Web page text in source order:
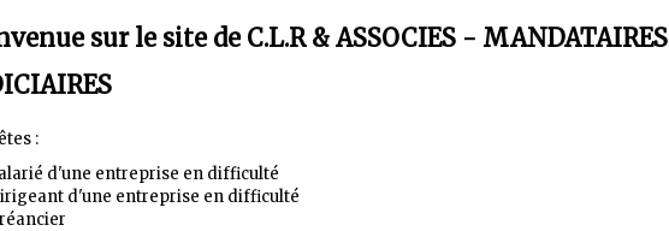
sur le site de C.L.R & ASSOCIES - MANDATAIRES
:
d'une entreprise en difficulté
d'une entreprise en difficulté